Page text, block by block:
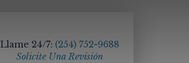
Llame 24/7: (254) 752-9688
Solicite Una Revisión